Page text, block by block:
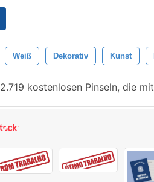
Weiß Dekorativ Kunst
2.719 kostenlosen Pinseln, die mit